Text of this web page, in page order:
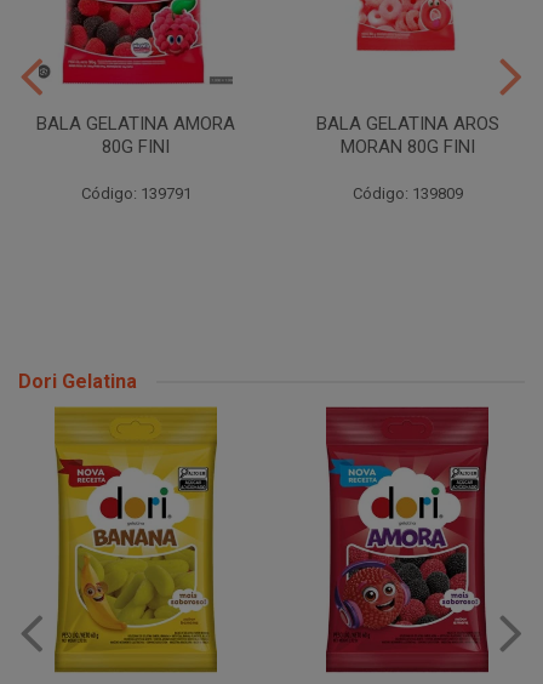
BALA GELATINA AMORA
80G FINI
Código: 139791
BALA GELATINA AROS
MORAN 80G FINI
Código: 139809
Dori Gelatina